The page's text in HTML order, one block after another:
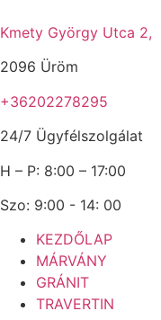
a
Kmety György Utca 2,
2096 Üröm
+36202278295
24/7 Ügyfélszolgálat
H – P: 8:00 – 17:00
Szo: 9:00 - 14: 00
KEZDŐLAP
MÁRVÁNY
GRÁNIT
TRAVERTIN